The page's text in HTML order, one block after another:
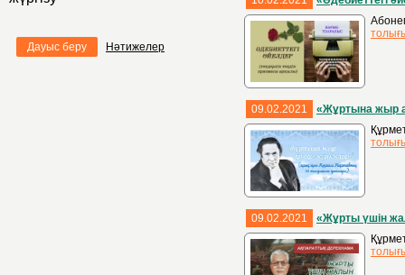
Дауыс беру Нәтижелер
09.02.2021
«Жұртына жыр
09.02.2021
«Жұрты үшін